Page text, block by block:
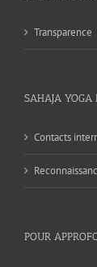
Transparence
SAHAJA YOGA
Contacts
POUR